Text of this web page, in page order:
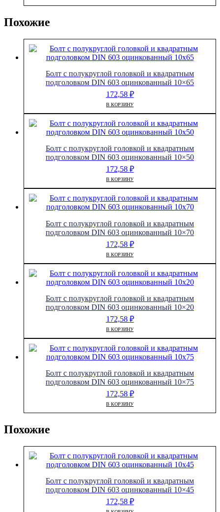
Похожие
Болт с полукруглой головкой и квадратным
подголовком DIN 603 оцинкованный 10×65
172,58 ₽
В КОРЗИНУ
Болт с полукруглой головкой и квадратным
подголовком DIN 603 оцинкованный 10×50
172,58 ₽
В КОРЗИНУ
Болт с полукруглой головкой и квадратным
подголовком DIN 603 оцинкованный 10×70
172,58 ₽
В КОРЗИНУ
Болт с полукруглой головкой и квадратным
подголовком DIN 603 оцинкованный 10×20
172,58 ₽
В КОРЗИНУ
Болт с полукруглой головкой и квадратным
подголовком DIN 603 оцинкованный 10×75
172,58 ₽
В КОРЗИНУ
Похожие
Болт с полукруглой головкой и квадратным
подголовком DIN 603 оцинкованный 10×45
172,58 ₽